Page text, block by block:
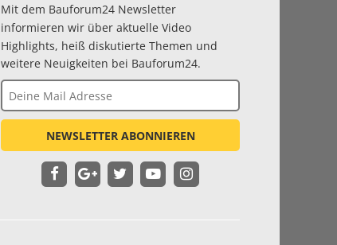
Mit dem Bauforum24 Newsletter
informieren wir über aktuelle Video
Highlights, heiß diskutierte Themen und
weitere Neuigkeiten bei Bauforum24.
NEWSLETTER ABONNIEREN